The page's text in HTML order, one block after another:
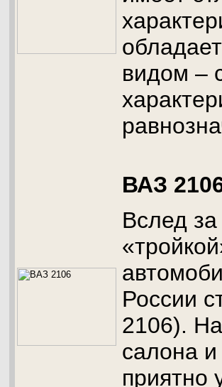
видом –
ВАЗ
Вслед
России
2106).
салона
приятно